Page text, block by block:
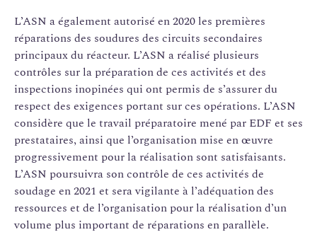
L’ASN a également autorisé en 2020 les premières
réparations des soudures des circuits secondaires
principaux du réacteur. L’ASN a réalisé plusieurs
contrôles sur la préparation de ces activités et des
inspections inopinées qui ont permis de s’assurer du
respect des exigences portant sur ces opérations. L’ASN
considère que le travail préparatoire mené par EDF et ses
prestataires, ainsi que l’organisation mise en œuvre
progressivement pour la réalisation sont satisfaisants.
L’ASN poursuivra son contrôle de ces activités de
soudage en 2021 et sera vigilante à l’adéquation des
ressources et de l’organisation pour la réalisation d’un
volume plus important de réparations en parallèle.